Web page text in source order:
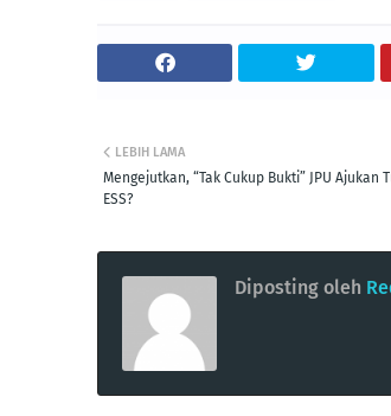
LEBIH LAMA
Mengejutkan, “Tak Cukup Bukti” JPU Ajukan
ESS?
Diposting oleh